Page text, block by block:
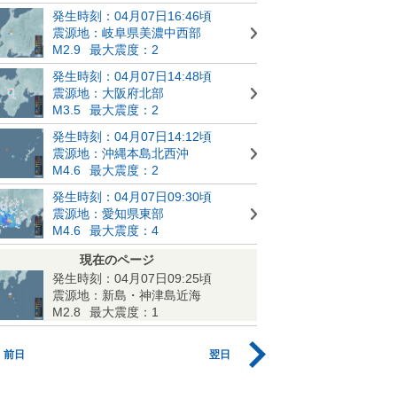
発生時刻：04月07日16:46頃
震源地：岐阜県美濃中西部
M2.9
最大震度：2
発生時刻：04月07日14:48頃
震源地：大阪府北部
M3.5
最大震度：2
発生時刻：04月07日14:12頃
震源地：沖縄本島北西沖
M4.6
最大震度：2
発生時刻：04月07日09:30頃
震源地：愛知県東部
M4.6
最大震度：4
現在のページ
発生時刻：04月07日09:25頃
震源地：新島・神津島近海
M2.8
最大震度：1
前日 翌日